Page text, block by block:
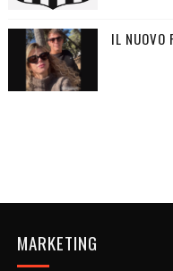
IL NUOVO
MARKETING